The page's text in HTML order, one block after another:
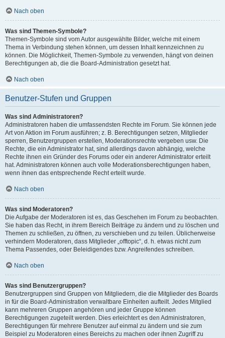
Nach oben
Was sind Themen-Symbole?
Themen-Symbole sind vom Autor ausgewählte Bilder, welche mit einem
Thema in Verbindung stehen können, um dessen Inhalt kennzeichnen zu
können. Die Möglichkeit, Themen-Symbole zu verwenden, hängt von deinen
Berechtigungen ab, die die Board-Administration gesetzt hat.
Nach oben
Benutzer-Stufen und Gruppen
Was sind Administratoren?
Administratoren haben die umfassendsten Rechte im Forum. Sie können jede
Art von Aktion im Forum ausführen; z. B. Berechtigungen setzen, Mitglieder
sperren, Benutzergruppen erstellen, Moderationsrechte vergeben usw. Die
Rechte, die ein Administrator hat, sind allerdings davon abhängig, welche
Rechte ihnen ein Gründer des Forums oder ein anderer Administrator erteilt
hat. Administratoren können auch volle Moderationsberechtigungen haben,
wenn ihnen das entsprechende Recht erteilt wurde.
Nach oben
Was sind Moderatoren?
Die Aufgabe der Moderatoren ist es, das Geschehen im Forum zu beobachten.
Sie haben das Recht, in ihrem Bereich Beiträge zu ändern und zu löschen und
Themen zu schließen, zu öffnen, zu verschieben und zu teilen. Üblicherweise
verhindern Moderatoren, dass Mitglieder „offtopic“, d. h. etwas nicht zum
Thema Passendes, oder Beleidigendes bzw. Angreifendes schreiben.
Nach oben
Was sind Benutzergruppen?
Benutzergruppen sind Gruppen von Mitgliedern, die die Mitglieder des Boards
in für die Board-Administration verwaltbare Einheiten aufteilt. Jedes Mitglied
kann mehreren Gruppen angehören und jeder Gruppe können
Berechtigungen zugeteilt werden. Dies erleichtert es den Administratoren,
Berechtigungen für mehrere Benutzer auf einmal zu ändern und sie zum
Beispiel zu Moderatoren eines Bereichs zu machen oder ihnen Zugriff zu